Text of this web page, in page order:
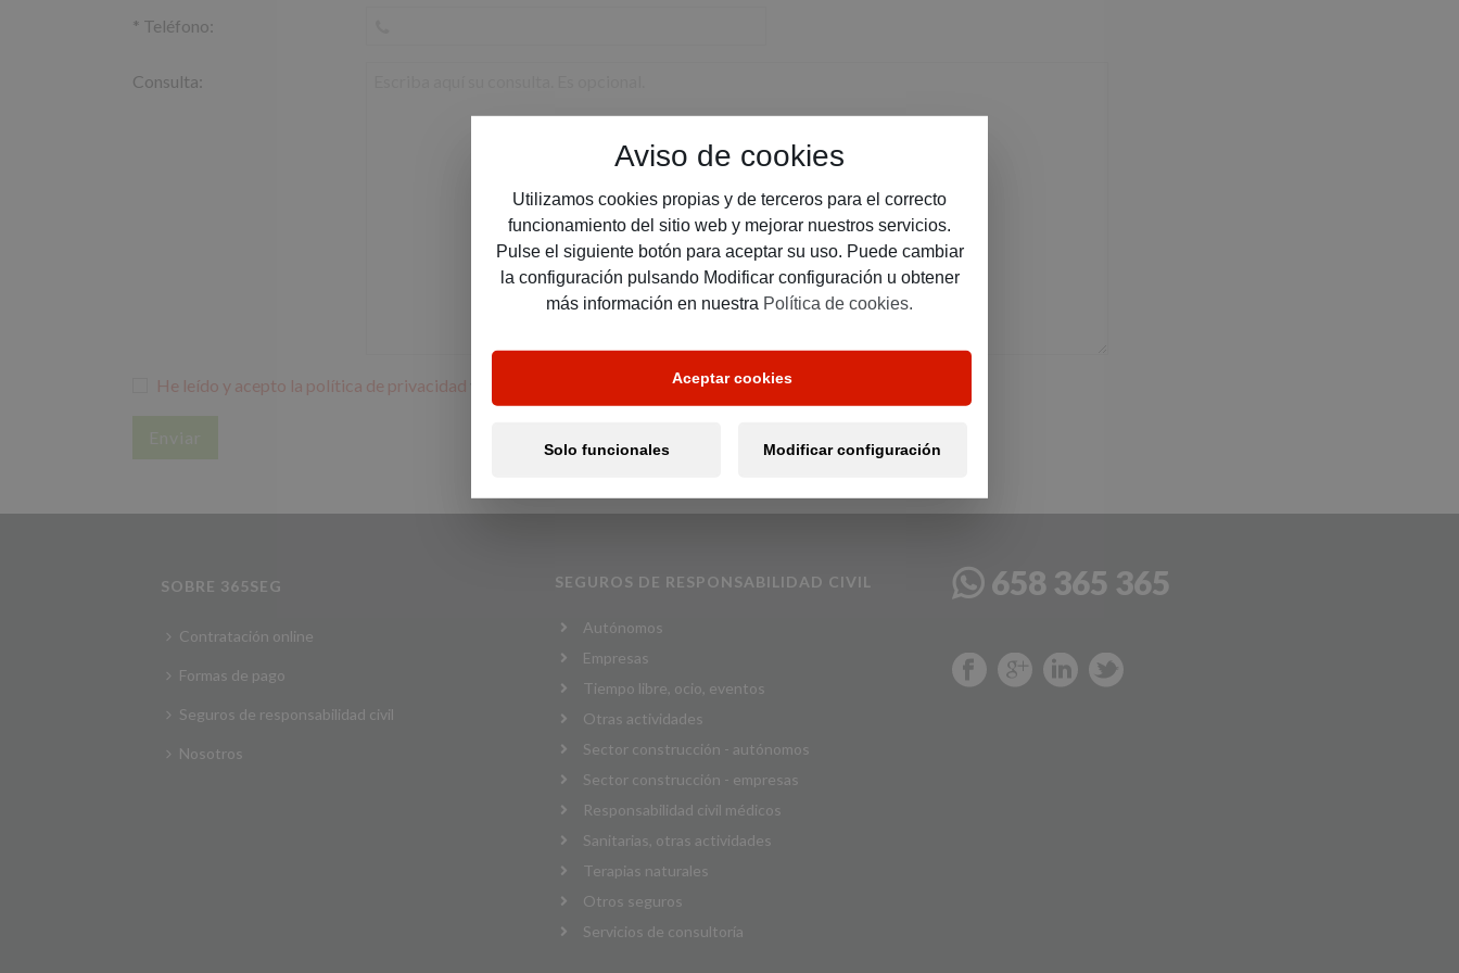
Aviso de cookies
Utilizamos cookies propias y de terceros para el correcto
funcionamiento del sitio web y mejorar nuestros servicios.
Pulse el siguiente botón para aceptar su uso. Puede cambiar
la configuración pulsando Modificar configuración u obtener
más información en nuestra Política de cookies.
Aceptar cookies
Solo funcionales Modificar configuración
* Teléfono:
Consulta:
He leído y acepto la política de privacidad y tratamiento de mis datos RGPD
SOBRE 365SEG
Contratación online
Formas de pago
Seguros de responsabilidad civil
Nosotros
SEGUROS DE RESPONSABILIDAD CIVIL
Autónomos
Empresas
Tiempo libre, ocio, eventos
Otras actividades
Sector construcción - autónomos
Sector construcción - empresas
Responsabilidad civil médicos
Sanitarias, otras actividades
Terapias naturales
Otros seguros
Servicios de consultoría
658 365 365